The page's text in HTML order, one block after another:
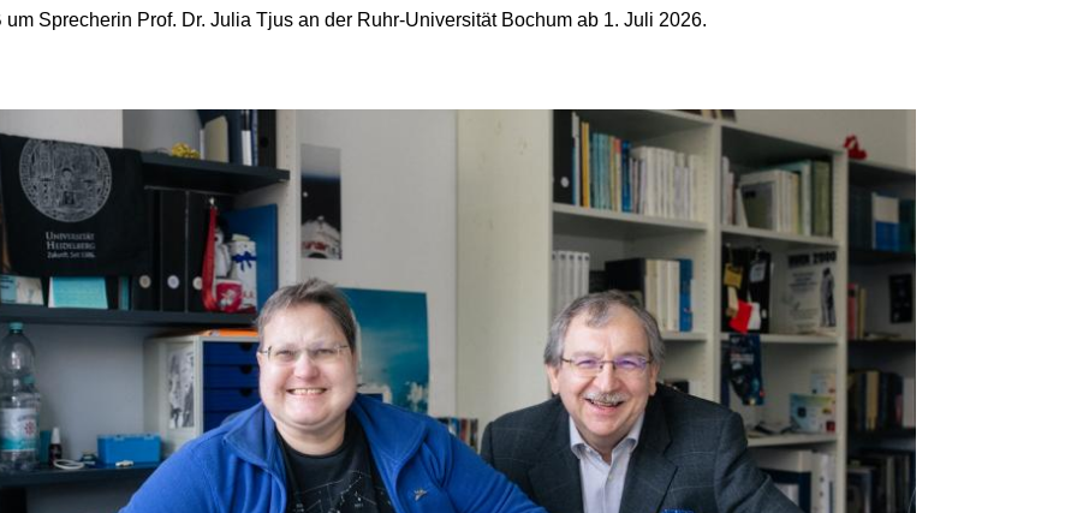
um Sprecherin Prof. Dr. Julia Tjus an der Ruhr-Universität Bochum ab 1. Juli 2026.